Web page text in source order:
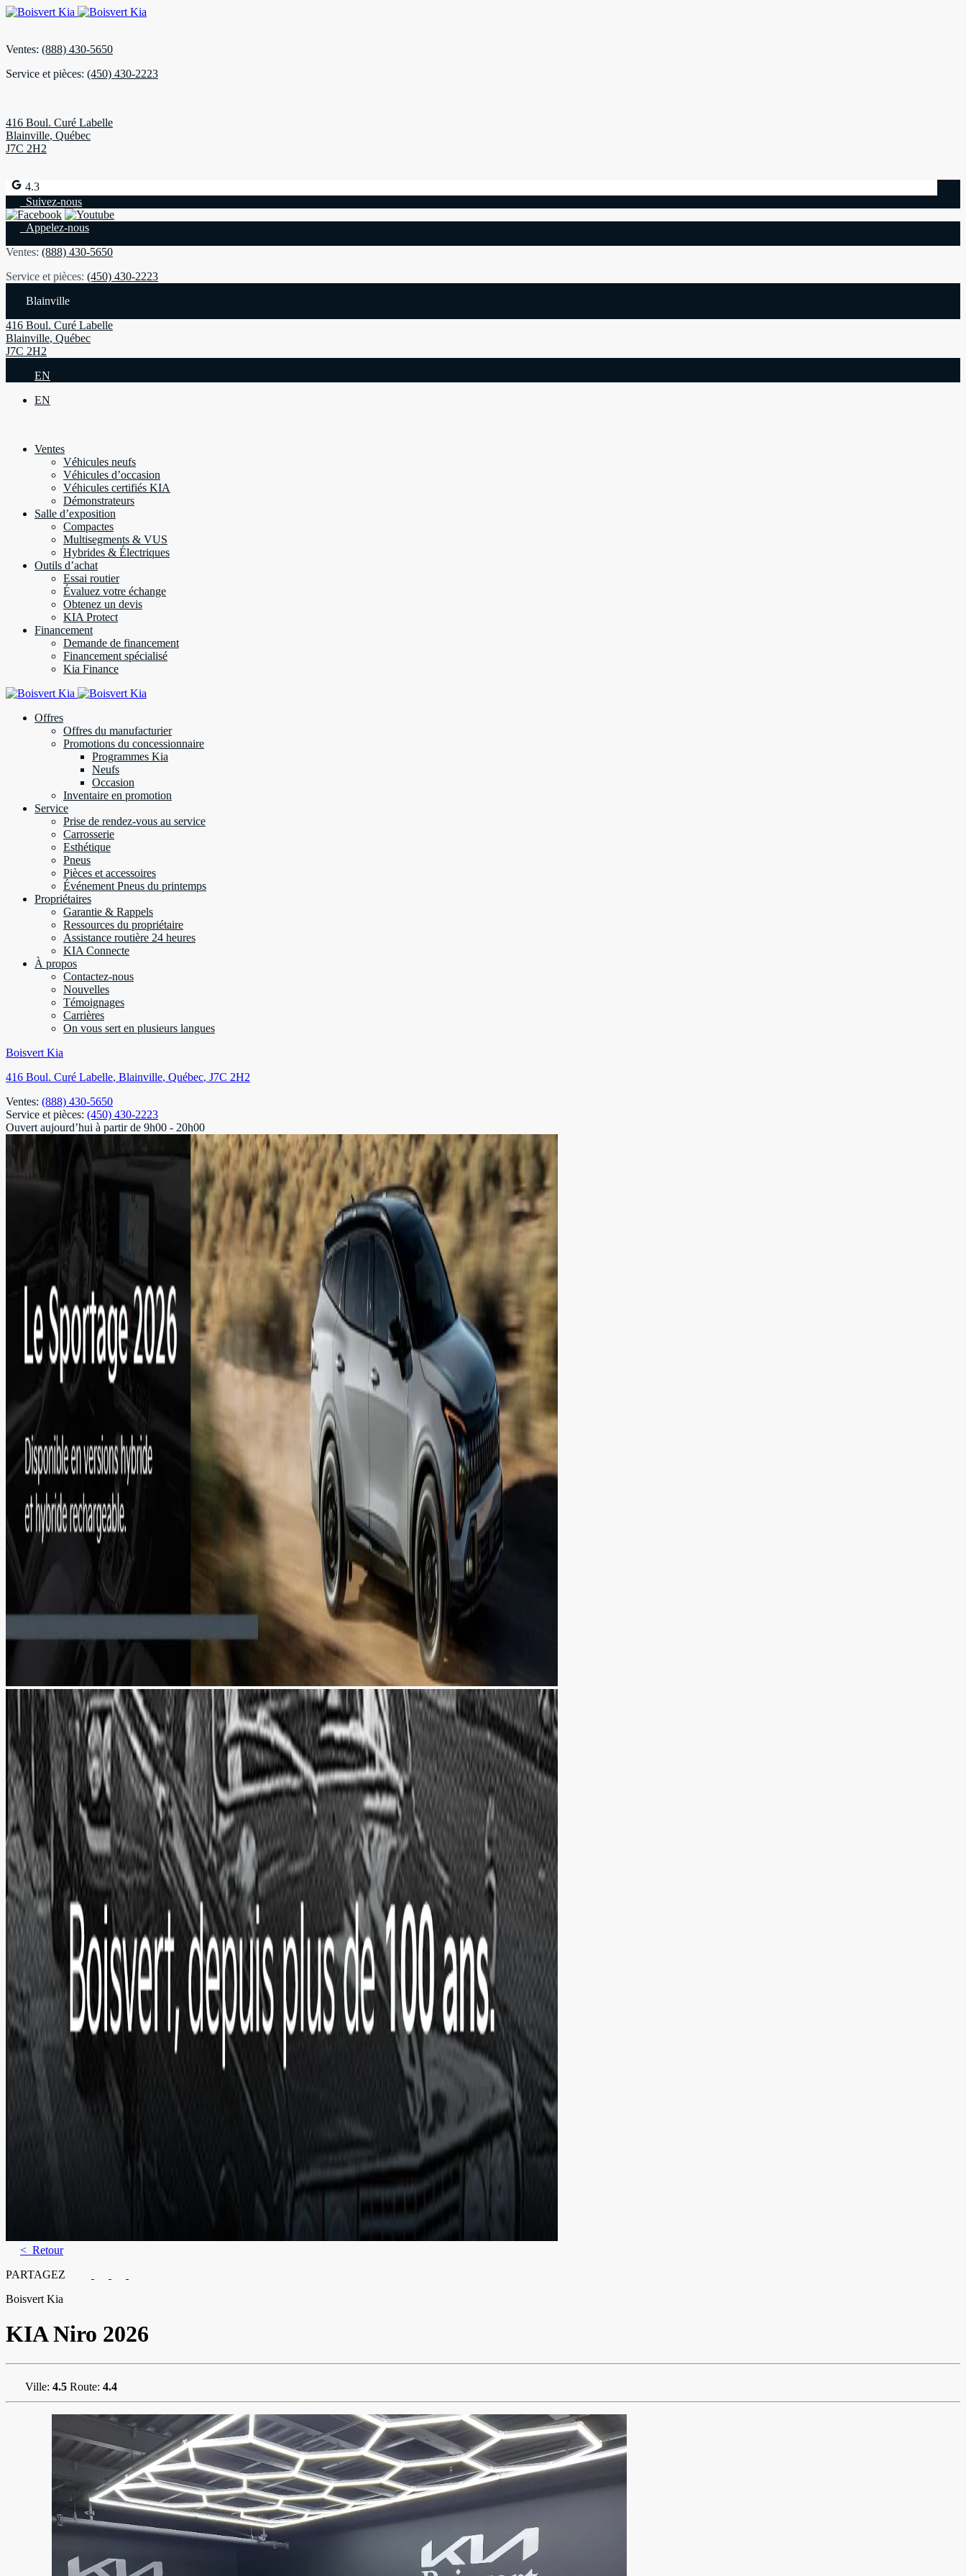
Ventes: (888) 430-5650
Service et pièces: (450) 430-2223
416 Boul. Curé Labelle
Blainville, Québec
J7C 2H2
4.3
Suivez-nous
Appelez-nous
Ventes: (888) 430-5650
Service et pièces: (450) 430-2223
Blainville
416 Boul. Curé Labelle
Blainville, Québec
J7C 2H2
EN
EN
Ventes
Véhicules neufs
Véhicules d’occasion
Véhicules certifiés KIA
Démonstrateurs
Salle d’exposition
Compactes
Multisegments & VUS
Hybrides & Électriques
Outils d’achat
Essai routier
Évaluez votre échange
Obtenez un devis
KIA Protect
Financement
Demande de financement
Financement spécialisé
Kia Finance
Offres
Offres du manufacturier
Promotions du concessionnaire
Programmes Kia
Neufs
Occasion
Inventaire en promotion
Service
Prise de rendez-vous au service
Carrosserie
Esthétique
Pneus
Pièces et accessoires
Événement Pneus du printemps
Propriétaires
Garantie & Rappels
Ressources du propriétaire
Assistance routière 24 heures
KIA Connecte
À propos
Contactez-nous
Nouvelles
Témoignages
Carrières
On vous sert en plusieurs langues
Boisvert Kia
416 Boul. Curé Labelle, Blainville, Québec, J7C 2H2
Ventes: (888) 430-5650
Service et pièces: (450) 430-2223
Ouvert aujourd’hui à partir de 9h00 - 20h00
< Retour
PARTAGEZ
Boisvert Kia
KIANiro 2026
Ville: 4.5 Route: 4.4